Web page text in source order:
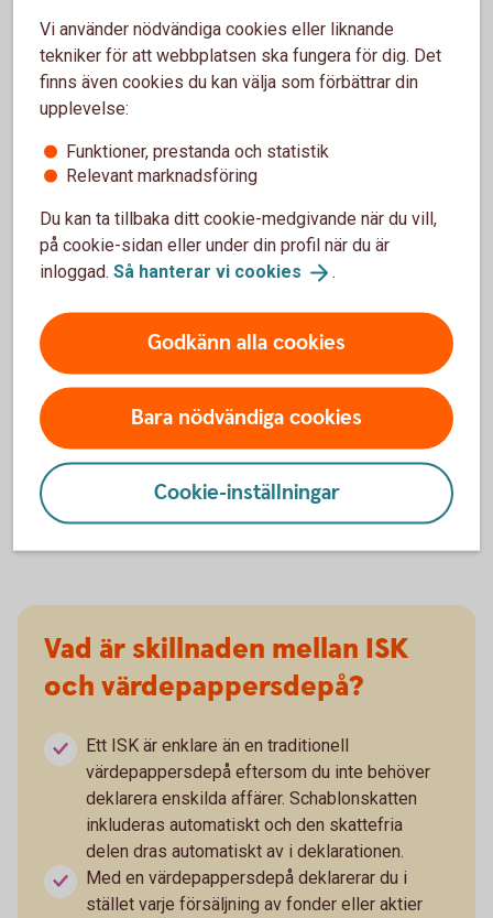
Vad är ett ISK?
Ett investeringssparkonto är en sparform där
du på ett enkelt sätt kan spara i fonder och
aktier.
Du kan sälja fonder och aktier utan att behöva
redogöra för dem i din deklaration. Du betalar
eller får utdelning. I stället betalar du en årlig
schablonskatt baserad på genomsnittet av
kontots värde vid kvartalsskiften och de
Skulle du göra en förlust på dina värdepapper
kan du inte göra avdrag för dem.
oavsett om värdet har ökat eller minskat.
Vad är skillnaden mellan ISK
och värdepappersdepå?
Ett ISK är enklare än en traditionell
värdepappersdepå eftersom du inte behöver
deklarera enskilda affärer. Schablonskatten
inkluderas automatiskt och den skattefria
delen dras automatiskt av i deklarationen.
Med en värdepappersdepå deklarerar du i
stället varje försäljning av fonder eller aktier
Vi använder nödvändiga cookies eller liknande
tekniker för att webbplatsen ska fungera för dig. Det
finns även cookies du kan välja som förbättrar din
upplevelse:
Funktioner, prestanda och statistik
Relevant marknadsföring
Du kan ta tillbaka ditt cookie-medgivande när du vill,
på cookie-sidan eller under din profil när du är
inloggad. Så hanterar vi cookies .
Godkänn alla cookies
Bara nödvändiga cookies
Cookie-inställningar